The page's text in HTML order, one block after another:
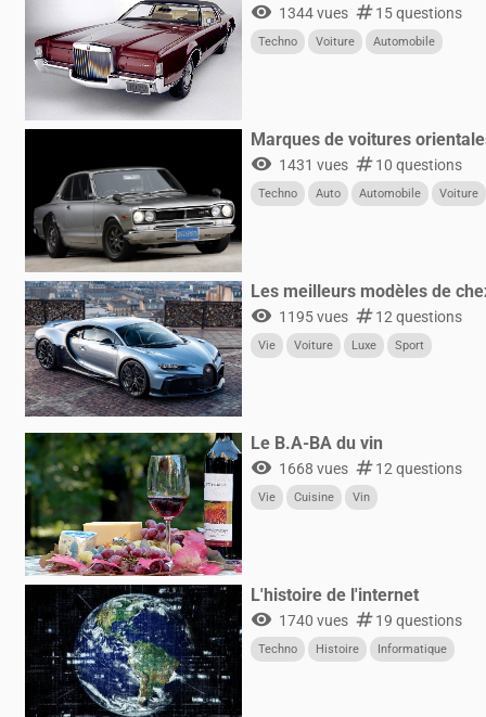
visibility 1344 vues numbers15 questions
Techno Voiture Automobile
Marques de voitures
visibility 1431 vues numbers10 questions
Techno Auto Automobile Voiture
Les meilleurs modèles de
visibility 1195 vues numbers12 questions
Vie Voiture Luxe Sport
Le B.A-BA du vin
visibility 1668 vues numbers12 questions
Vie Cuisine Vin
L'histoire de l'internet
visibility 1740 vues numbers19 questions
Techno Histoire Informatique